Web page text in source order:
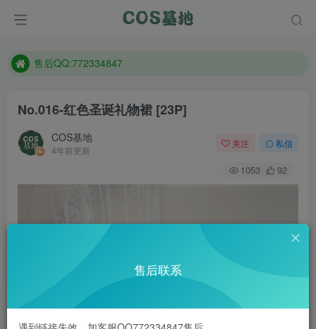
防失联：百度搜索《趣画刊》，实时查看最新站点。
售后QQ:772334847
No.016-红色圣诞礼物裙 [23P]
COS基地
4年前更新
关注 私信
1053 92
售后联系